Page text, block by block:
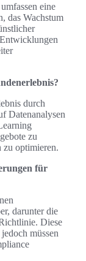
eine
das Wachstum
durch
Datenanalysen
zu
zu optimieren.
für
darunter die
Diese
müssen